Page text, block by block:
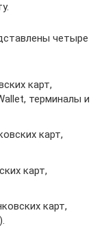
четыре
карт,
терминалы и
карт,
карт,
карт,